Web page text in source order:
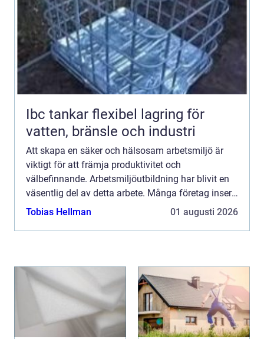
Ibc tankar flexibel lagring för
vatten, bränsle och industri
Att skapa en säker och hälsosam arbetsmiljö är
viktigt för att främja produktivitet och
välbefinnande. Arbetsmiljöutbildning har blivit en
väsentlig del av detta arbete. Många företag inser
att ...
Tobias Hellman 01 augusti 2026